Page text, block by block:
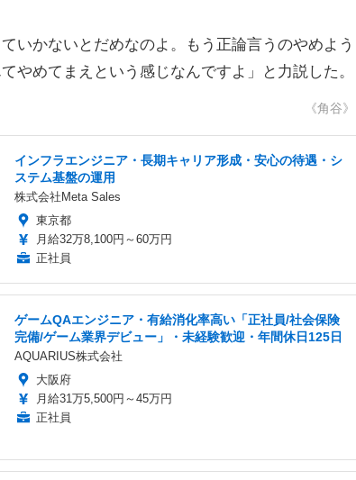
いかないとだめなのよ。もう正論言うのやめよう
やめてまえという感じなんですよ」と力説した。
《角谷》
インフラエンジニア・長期キャリア形成・安心の待遇・シ
ステム基盤の運用
株式会社Meta Sales
東京都
月給32万8,100円～60万円
正社員
ゲームQAエンジニア・有給消化率高い「正社員/社会保険
完備/ゲーム業界デビュー」・未経験歓迎・年間休日125日
AQUARIUS株式会社
大阪府
月給31万5,500円～45万円
正社員